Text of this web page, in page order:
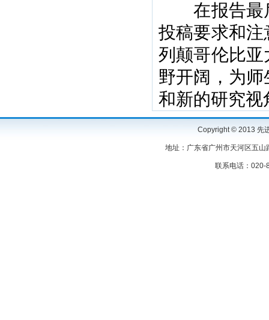
在报告最后
投稿要求和
列颠哥伦比
野开阔，为
和新的研究视
Copyright © 2013 先
地址：广东省广州市天河区五
联系电话：020-